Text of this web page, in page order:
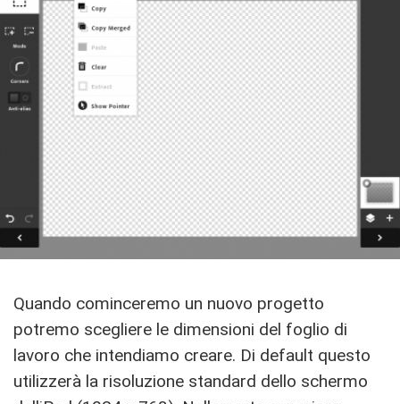
Quando cominceremo un nuovo progetto
potremo scegliere le dimensioni del foglio di
lavoro che intendiamo creare. Di default questo
utilizzerà la risoluzione standard dello schermo